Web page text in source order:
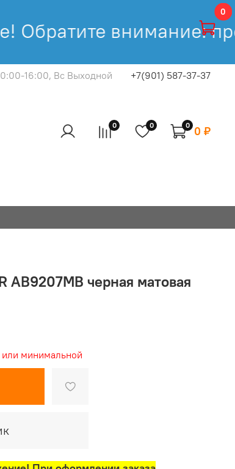
внимание:
16:00, Вс Выходной +7(901) 587-37-37
0 0 0 0 ₽
AB9207MB черная матовая
или минимальной
0